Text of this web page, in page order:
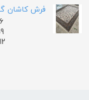
فرش کاشان گیلدا ۷۰۰
6متری : 12,000,000 تومان
9متری : 17,500,000 تومان
12متری : 22,000,000 تومان